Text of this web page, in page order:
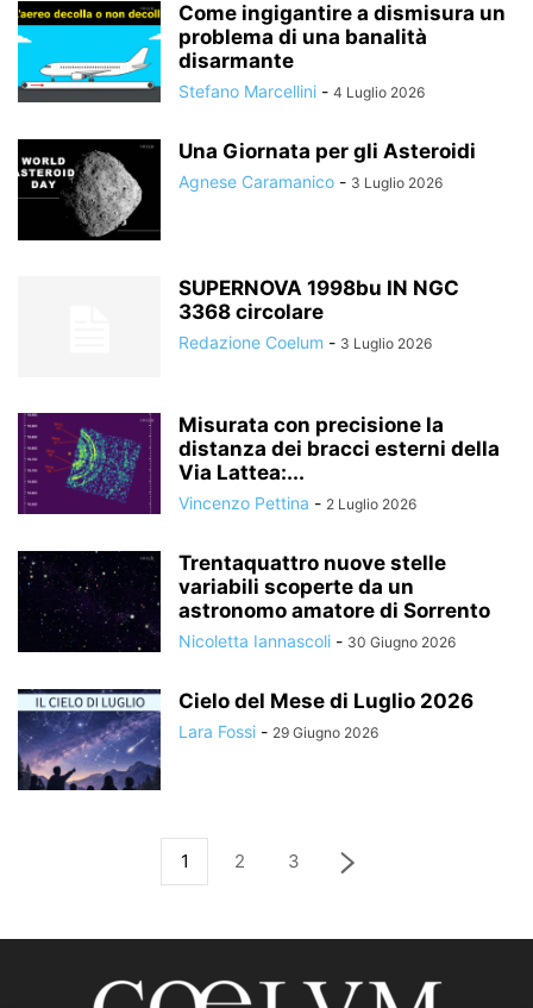
Come ingigantire a dismisura un
problema di una banalità
disarmante
Stefano Marcellini - 4 Luglio 2026
Una Giornata per gli Asteroidi
Agnese Caramanico - 3 Luglio 2026
SUPERNOVA 1998bu IN NGC
3368 circolare
Redazione Coelum - 3 Luglio 2026
Misurata con precisione la
distanza dei bracci esterni della
Via Lattea:...
Vincenzo Pettina - 2 Luglio 2026
Trentaquattro nuove stelle
variabili scoperte da un
astronomo amatore di Sorrento
Nicoletta Iannascoli - 30 Giugno 2026
Cielo del Mese di Luglio 2026
Lara Fossi - 29 Giugno 2026
1 2 3